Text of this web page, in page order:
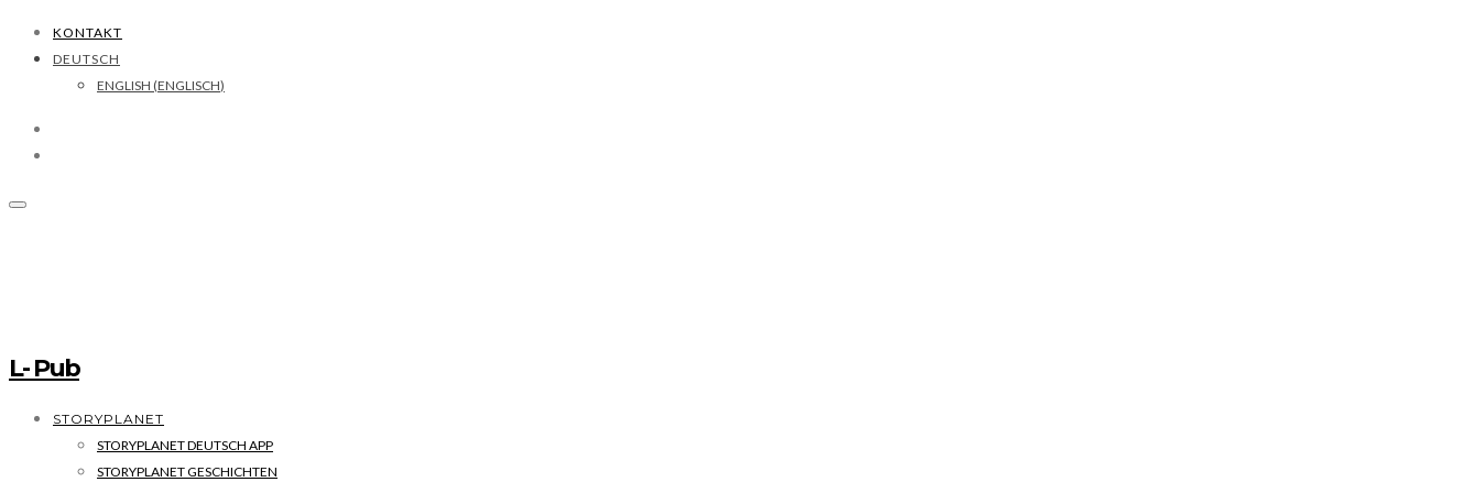
KONTAKT
DEUTSCH
ENGLISH (ENGLISCH)
L- Pub
STORYPLANET
STORYPLANET DEUTSCH APP
STORYPLANET GESCHICHTEN